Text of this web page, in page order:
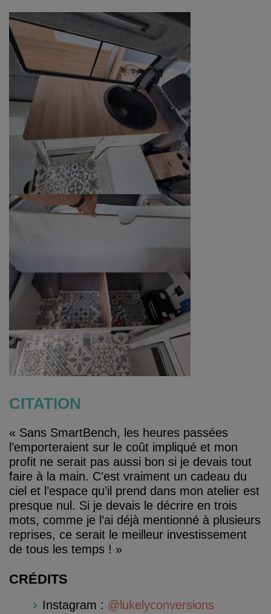
CITATION
« Sans SmartBench, les heures passées
l’emporteraient sur le coût impliqué et mon
profit ne serait pas aussi bon si je devais tout
faire à la main. C’est vraiment un cadeau du
ciel et l’espace qu’il prend dans mon atelier est
presque nul. Si je devais le décrire en trois
mots, comme je l’ai déjà mentionné à plusieurs
reprises, ce serait le meilleur investissement
de tous les temps ! »
CRÉDITS
Instagram : @lukelyconversions